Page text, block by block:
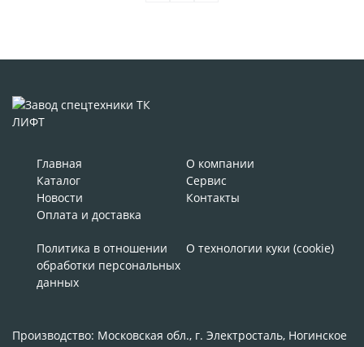
Главная
О компании
Каталог
Сервис
Новости
Контакты
Оплата и доставка
Политика в отношении
обработки персональных
данных
О технологии куки (cookie)
Производство: Московская обл., г. Электросталь, Ногинское